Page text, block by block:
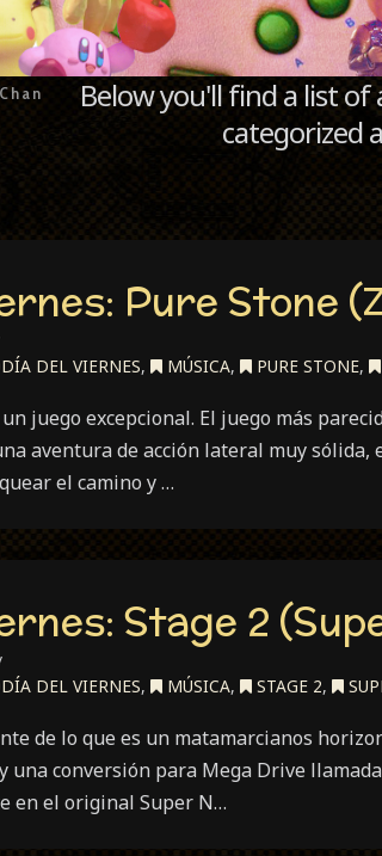
Chan
Below you'll find a list
categorized
Pure Stone
DEL VIERNES, MÚSICA, PURE STONE,
juego excepcional. El juego más
aventura de acción lateral muy sólida,
el camino y …
Stage 2
DEL VIERNES, MÚSICA, STAGE 2,
de lo que es un matamarcianos
una conversión para Mega Drive
en el original Super N…